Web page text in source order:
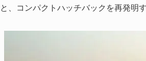
、コンパクトハッチバックを再発明す